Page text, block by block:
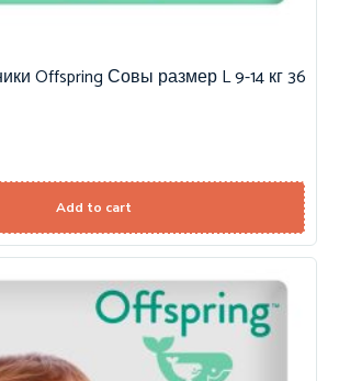
Offspring Совы размер L 9-14 кг 36
Add to cart